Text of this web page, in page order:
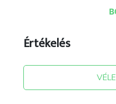
Értékelés